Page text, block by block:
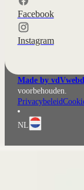
Facebook
Instagram
Made by
voorbehouden.
Privacybeleid
NL